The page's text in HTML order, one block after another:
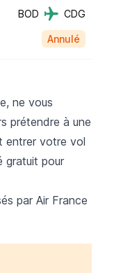
BOD CDG
Annulé
ne vous
prétendre à une
entrer votre vol
gratuit pour
par Air France